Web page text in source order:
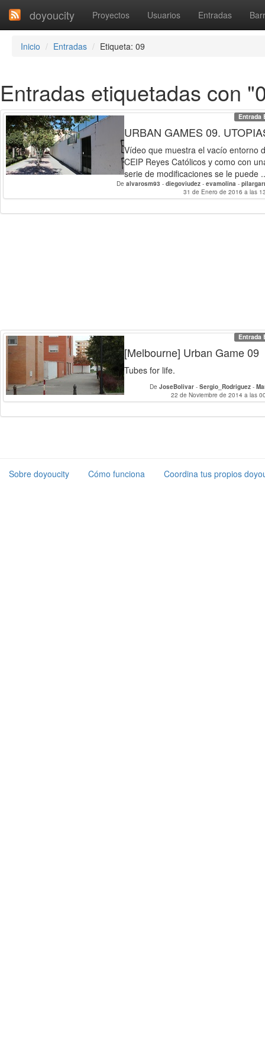
doyoucity Proyectos Usuarios Entradas
Inicio Entradas Etiqueta: 09
Entradas etiquetadas con
Entrada
URBAN GAMES 09.
Vídeo que muestra el vacío entorno
CEIP Reyes Católicos y como con
serie de modificaciones se le puede
De alvarosm93 - diegoviudez - evamolina -
31 de Enero de 2016 a las
Entrada
[Melbourne] Urban Game 09
Tubes for life.
De JoseBolivar - Sergio_Rodriguez -
PabloMorales- MiguelHeredia-
PabloAmaro-
22 de Noviembre de 2014 a las
Sobre doyoucity Cómo funciona Coordina tus propios